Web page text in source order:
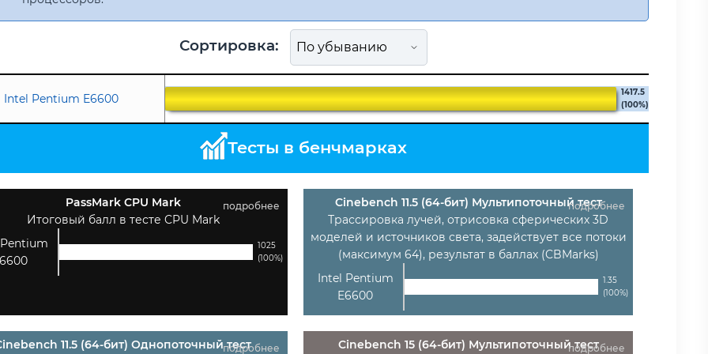
Сортировка:
Intel Pentium E6600
1417.5
(100%)
Тесты в бенчмарках
подробнее
PassMark CPU Mark
Итоговый балл в тесте CPU Mark
1025
(100%)
подробнее
Cinebench 11.5 (64-бит) Мультипоточный тест
Трассировка лучей, отрисовка сферических 3D
моделей и источников света, задействует все потоки
(максимум 64), результат в баллах (CBMarks)
Intel Pentium
E6600
1.35
(100%)
подробнее
11.5 (64-бит) Однопоточный тест подробнее
Cinebench 15 (64-бит) Мультипоточный тест